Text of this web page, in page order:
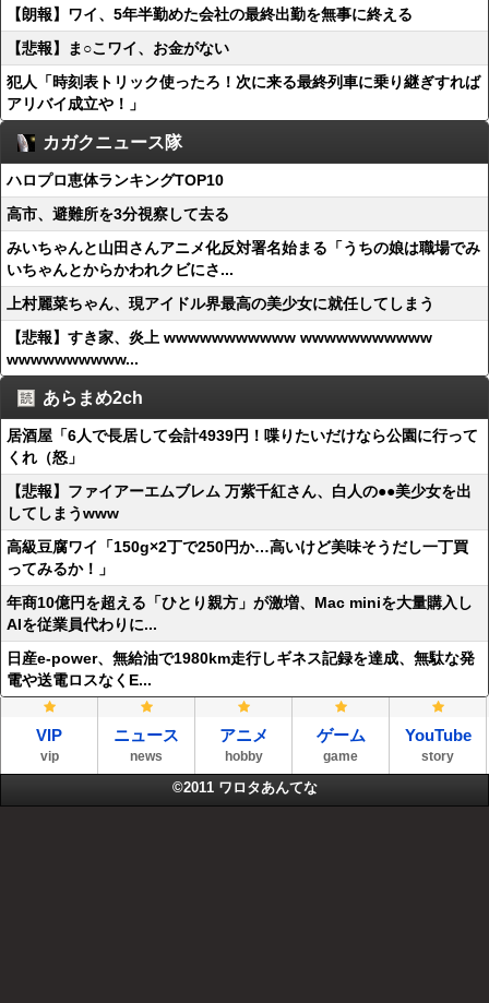
【朗報】ワイ、5年半勤めた会社の最終出勤を無事に終える
【悲報】ま○こワイ、お金がない
犯人「時刻表トリック使ったろ！次に来る最終列車に乗り継ぎすれば
アリバイ成立や！」
カガクニュース隊
ハロプロ恵体ランキングTOP10
高市、避難所を3分視察して去る
みいちゃんと山田さんアニメ化反対署名始まる「うちの娘は職場でみ
いちゃんとからかわれクビにさ...
上村麗菜ちゃん、現アイドル界最高の美少女に就任してしまう
【悲報】すき家、炎上 wwwwwwwwwww wwwwwwwwwww
wwwwwwwwww...
あらまめ2ch
居酒屋「6人で長居して会計4939円！喋りたいだけなら公園に行って
くれ（怒」
【悲報】ファイアーエムブレム 万紫千紅さん、白人の●●美少女を出
してしまうwww
高級豆腐ワイ「150g×2丁で250円か…高いけど美味そうだし一丁買
ってみるか！」
年商10億円を超える「ひとり親方」が激増、Mac miniを大量購入し
AIを従業員代わりに...
日産e-power、無給油で1980km走行しギネス記録を達成、無駄な発
電や送電ロスなくE...
VIP
vip
ニュース
news
アニメ
hobby
ゲーム
game
YouTube
story
©2011 ワロタあんてな